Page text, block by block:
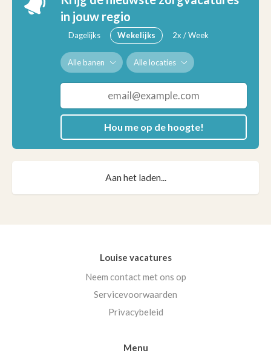
in jouw regio
Dagelijks Wekelijks 2x / Week
Alle banen Alle locaties
Hou me op de hoogte!
Aan het laden...
Louise vacatures
Neem contact met ons op
Servicevoorwaarden
Privacybeleid
Menu